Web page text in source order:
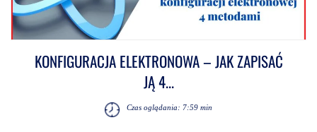
KONFIGURACJA ELEKTRONOWA – JAK ZAPISAĆ
JĄ 4...
Czas oglądania: 7:59 min